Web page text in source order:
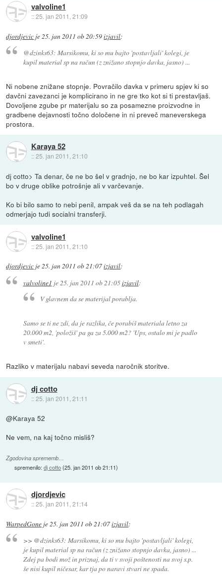
valvoline1
::25. jan 2011, 21:09
djordjevic je25. jan 2011 ob 20:59izjavil:
@dzinks63: Marsikomu, ki so mu bajto 'postavljali' kolegi, je
kupil material sp na račun (z znižano stopnjo davka, jasno) ...
Ni nobene znižane stopnje. Povračilo davka v primeru spjev ki so
davčni zavezanci je komplicirano in ne gre tko kot si ti prestavljaš.
Dovoljene zgube pr materijalu so za posamezne proizvodne in
gradbene dejavnosti točno določene in ni preveč maneverskega
prostora.
Karaya 52
::25. jan 2011, 21:10
dj cotto> Ta denar, če ne bo šel v gradnjo, ne bo kar izpuhtel. Šel
bo v druge oblike potrošnje ali v varčevanje.
Ko bi bilo samo to nebi penil, ampak veš da se na teh podlagah
odmerjajo tudi socialni transferji.
valvoline1
::25. jan 2011, 21:10
djordjevic je25. jan 2011 ob 21:07izjavil:
valvoline1 je 25. jan 2011 ob 21:05izjavil:
V glavnem da se materijal porablja.
Samo se ti ne zdi, da je razlika, če porabiš materiala letno za
20.000 m2, 'položiš' pa ga za 5.000 m2? 'Ups, ostalo mi je padlo
v smeti'.
Razliko v materijalu nabavi seveda naročnik storitve.
dj cotto
::25. jan 2011, 21:11
@Karaya 52
Ne vem, na kaj točno misliš?
Zgodovina sprememb…
spremenilo:dj cotto(25. jan 2011 ob 21:11)
djordjevic
::25. jan 2011, 21:14
WarpedGone je 25. jan 2011 ob 21:07izjavil:
>> @dzinks63: Marsikomu, ki so mu bajto 'postavljali' kolegi,
je kupil material sp na račun (z znižano stopnjo davka, jasno) ...
Zdej pa bodi mož in priznaj, da ti v svoji poštenosti na svoj s.p.
še nisi kupil ničesar, kar tja po naravi stvari ne spada.